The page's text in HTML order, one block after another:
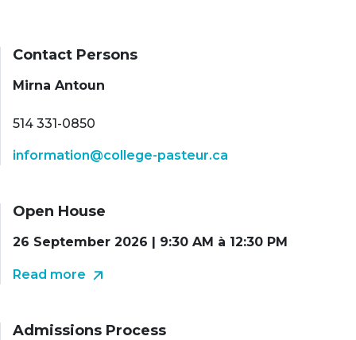
Contact Persons
Mirna Antoun
514 331-0850
information@college-pasteur.ca
Open House
26 September 2026 | 9:30 AM à 12:30 PM
Read more
Admissions Process